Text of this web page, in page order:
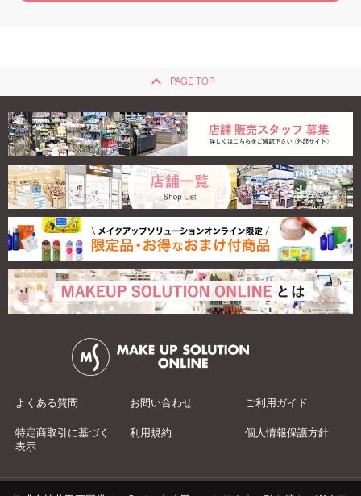
keyboard_arrow_up PAGE TOP
よくある質問 お問い合わせ ご利用ガイド
特定商取引に基づく
表示
利用規約 個人情報保護方針